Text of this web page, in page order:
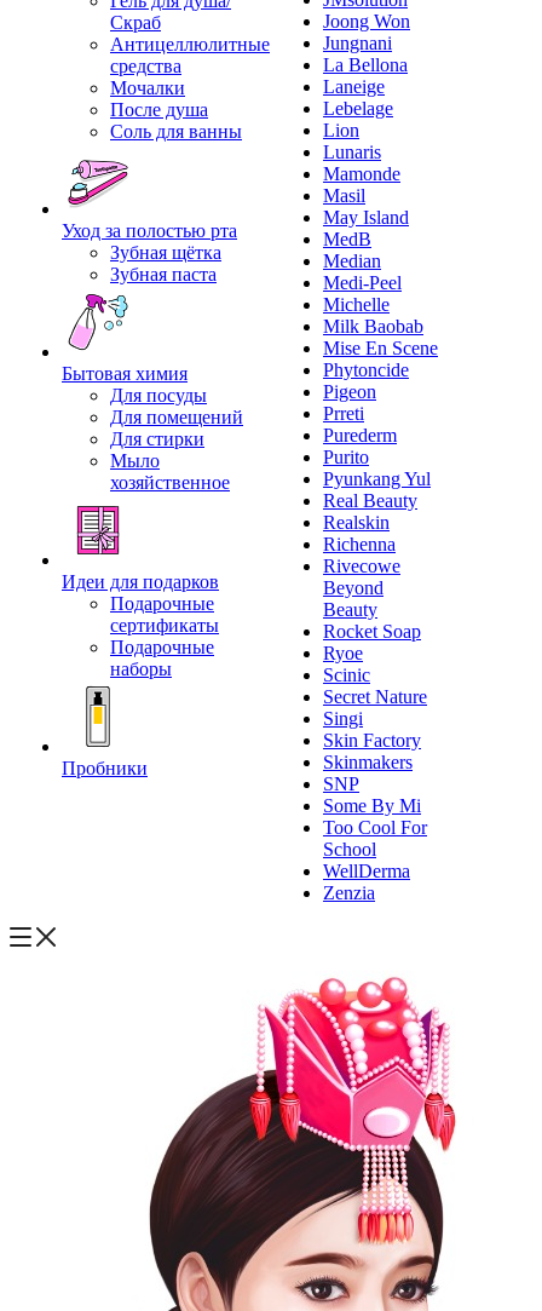
Скраб
Антицеллюлитные
средства
Мочалки
После душа
Соль для ванны
Уход за полостью рта
Зубная щётка
Зубная паста
Бытовая химия
Для посуды
Для помещений
Для стирки
Мыло
хозяйственное
Идеи для подарков
Подарочные
сертификаты
Подарочные
наборы
Пробники
Joong Won
Jungnani
La Bellona
Laneige
Lebelage
Lion
Lunaris
Mamonde
Masil
May Island
MedB
Median
Medi-Peel
Michelle
Milk Baobab
Mise En Scene
Phytoncide
Pigeon
Prreti
Purederm
Purito
Pyunkang Yul
Real Beauty
Realskin
Richenna
Rivecowe
Beyond
Beauty
Rocket Soap
Ryoe
Scinic
Secret Nature
Singi
Skin Factory
Skinmakers
SNP
Some By Mi
Too Cool For
School
WellDerma
Zenzia